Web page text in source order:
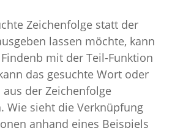
Zeichenfolge statt der
lassen möchte, kann
mit der Teil-Funktion
das gesuchte Wort oder
der Zeichenfolge
Wie sieht die Verknüpfung
anhand eines Beispiels